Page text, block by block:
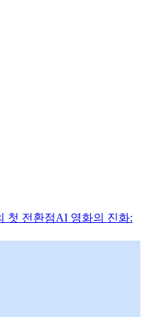
첫 전환점AI 영화의 진화: